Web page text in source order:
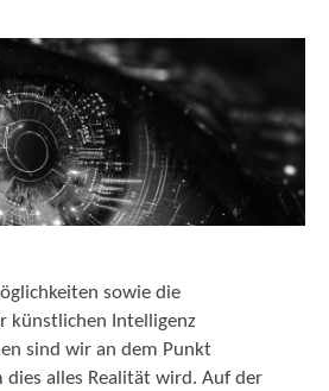
sowie die
künstlichen Intelligenz
sind wir an dem Punkt
dies alles Realität wird. Auf der